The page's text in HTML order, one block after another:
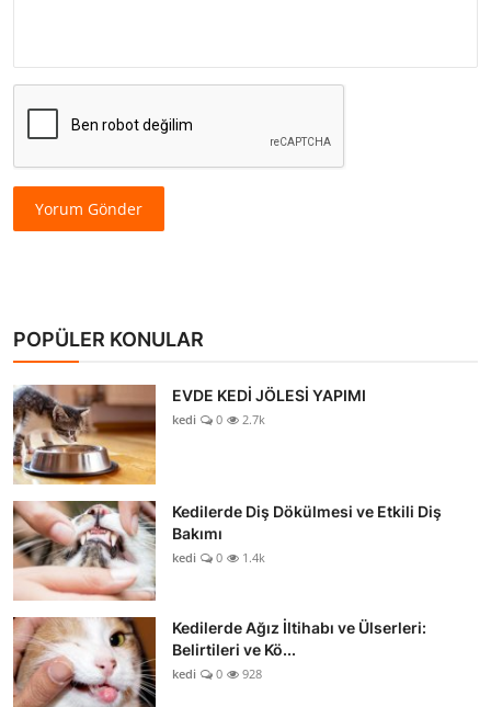
Yorum Gönder
POPÜLER KONULAR
EVDE KEDİ JÖLESİ YAPIMI
kedi 0 2.7k
Kedilerde Diş Dökülmesi ve Etkili Diş
Bakımı
kedi 0 1.4k
Kedilerde Ağız İltihabı ve Ülserleri:
Belirtileri ve Kö...
kedi 0 928